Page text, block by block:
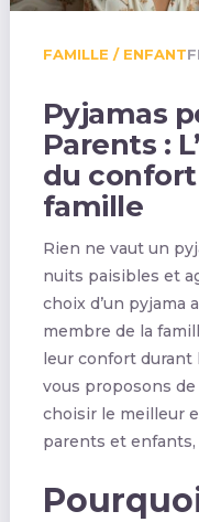
FAMILLE / ENFANT
Pyjamas
Parents :
du
famille
Rien ne vaut un
nuits paisibles et
choix d’un pyjama
membre de la
leur confort durant
vous proposons
choisir le meilleur
parents et